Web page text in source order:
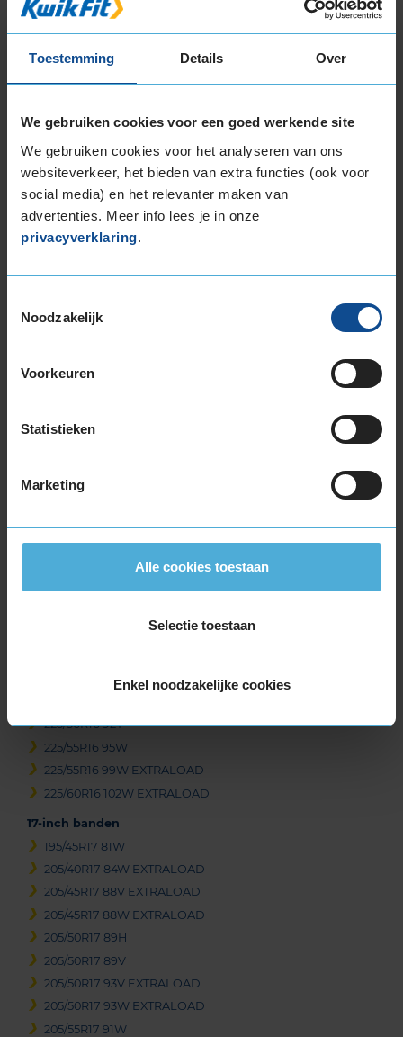
Toestemming Details Over
We gebruiken cookies voor een goed werkende site
We gebruiken cookies voor het analyseren van ons
websiteverkeer, het bieden van extra functies (ook voor
social media) en het relevanter maken van
advertenties. Meer info lees je in onze
privacyverklaring.
Noodzakelijk
Voorkeuren
Statistieken
Marketing
Alle cookies toestaan
Selectie toestaan
Enkel noodzakelijke cookies
205/60R15 95V EXTRALOAD
16-inch banden
185/50R16 81H
185/55R16 83V
195/50R16 88V EXTRALOAD
195/55R16 87H
195/55R16 87V
195/55R16 91H EXTRALOAD
195/55R16 91V EXTRALOAD
195/60R16 93H EXTRALOAD
205/50R16 87Y
205/55R16 91W
205/60R16 92H
205/65R16 95H
215/55R16 93V
215/55R16 97V EXTRALOAD
215/60R16 99H EXTRALOAD
215/65R16 102V EXTRALOAD
225/50R16 92Y
225/55R16 95W
225/55R16 99W EXTRALOAD
225/60R16 102W EXTRALOAD
17-inch banden
195/45R17 81W
205/40R17 84W EXTRALOAD
205/45R17 88V EXTRALOAD
205/45R17 88W EXTRALOAD
205/50R17 89H
205/50R17 89V
205/50R17 93V EXTRALOAD
205/50R17 93W EXTRALOAD
205/55R17 91W